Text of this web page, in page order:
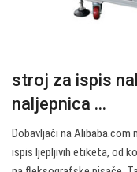
stroj za ispis
naljepnica ...
Dobavljači na Alibaba.com
ispis ljepljivih etiketa, od